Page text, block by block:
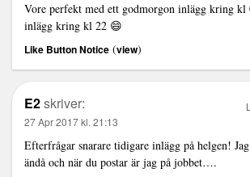
Vore perfekt med ett godmorgon inlägg kring kl
inlägg kring kl 22 😄
Like Button Notice (view)
E2skriver:
27 Apr 2017 kl. 21:13
Efterfrågar snarare tidigare inlägg på helgen!
ändå och när du postar är jag på jobbet….